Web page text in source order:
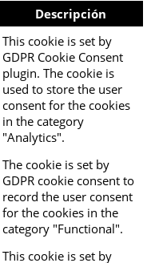
Descripción
This cookie is set by
GDPR Cookie Consent
plugin. The cookie is
used to store the user
consent for the cookies
in the category
"Analytics".
The cookie is set by
GDPR cookie consent to
record the user consent
for the cookies in the
category "Functional".
This cookie is set by